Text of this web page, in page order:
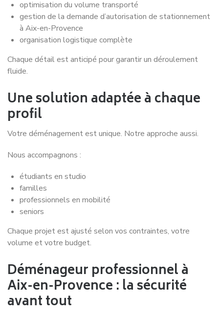
optimisation du volume transporté
gestion de la demande d’autorisation de stationnement
à Aix-en-Provence
organisation logistique complète
Chaque détail est anticipé pour garantir un déroulement
fluide.
Une solution adaptée à chaque
profil
Votre déménagement est unique. Notre approche aussi.
Nous accompagnons :
étudiants en studio
familles
professionnels en mobilité
seniors
Chaque projet est ajusté selon vos contraintes, votre
volume et votre budget.
Déménageur professionnel à
Aix-en-Provence : la sécurité
avant tout